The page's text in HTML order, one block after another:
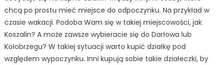
chcą po prostu mieć miejsce do odpoczynku. Na przykład w
czasie wakacji. Podoba Wam się w takiej miejscowości, jak
Koszalin? A może zawsze wybieracie się do Darłowa lub
Kołobrzegu? W takiej sytuacji warto kupić działkę pod
względem wypoczynku. Inni kupują sobie takie działeczki, by